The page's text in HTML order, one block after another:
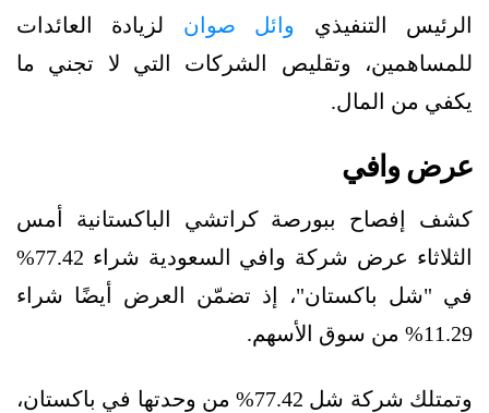
الرئيس التنفيذي وائل صوان لزيادة العائدات
للمساهمين، وتقليص الشركات التي لا تجني ما
يكفي من المال.
عرض وافي
كشف إفصاح ببورصة كراتشي الباكستانية أمس
الثلاثاء عرض شركة وافي السعودية شراء 77.42%
في "شل باكستان"، إذ تضمّن العرض أيضًا شراء
11.29% من سوق الأسهم.
وتمتلك شركة شل 77.42% من وحدتها في باكستان،